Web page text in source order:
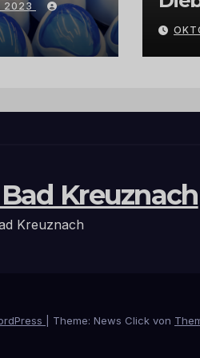
2023
Kreuznach
Kreuznach
Theme: News Click von